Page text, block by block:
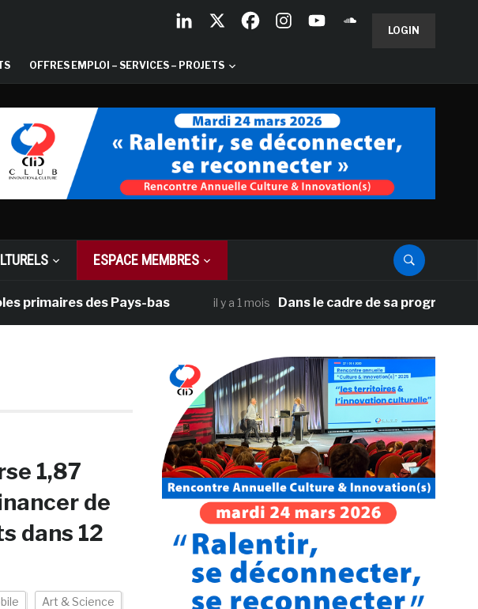
LOGIN
OFFRES EMPLOI – SERVICES – PROJETS
ESPACE MEMBRES
des Pays-bas il y a 1 mois Dans le cadre de sa programmation
1,87
de
dans 12
Art & Science